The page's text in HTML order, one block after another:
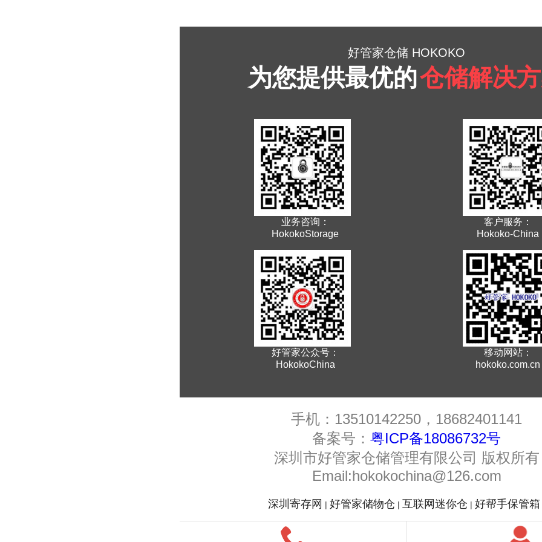
好管家仓储 HOKOKO
为您提供最优的仓储解决
业务咨询：
HokokoStorage
客户服务：
Hokoko-China
好管家公众号：
HokokoChina
移动网站：
hokoko.com.cn
手机：13510142250，18682401141
备案号： 粤ICP备18086732号
深圳市好管家仓储管理有限公司 版权所有
Email:hokokochina@126.com
深圳寄存网 | 好管家储物仓 | 互联网迷你仓 | 好帮手保管箱